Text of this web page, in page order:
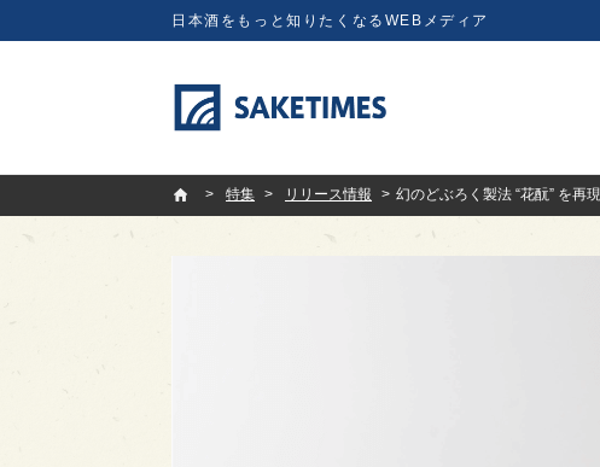
日本酒をもっと知りたくなるWEBメディア
SAKETIMES
特集
リリース情報 幻のどぶろく製法 “花酛” を